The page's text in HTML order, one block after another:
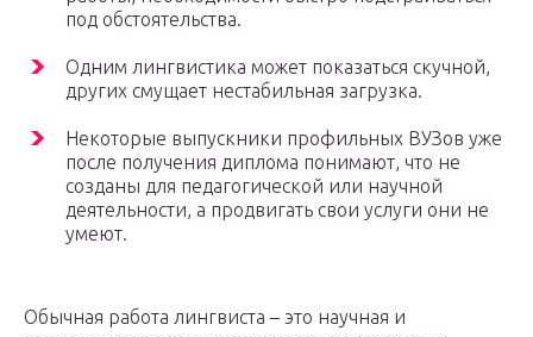
под обстоятельства.
Одним лингвистика может показаться скучной,
других смущает нестабильная загрузка.
Некоторые выпускники профильных ВУЗов уже
после получения диплома понимают, что не
созданы для педагогической или научной
деятельности, а продвигать свои услуги они не
умеют.
Обычная работа лингвиста – это научная и